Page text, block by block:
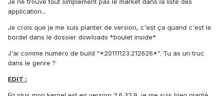
Je ne trouve tout simplement pas le market dans la liste des
application...
Je crois que je me suis planter de version, c'est ça quand c'est le
bordel dans le dossier dowloads *boulet inside*
J'ai comme numéro de build "*20111123.212626*". Tu as un truc
dans le genre ?
EDIT :